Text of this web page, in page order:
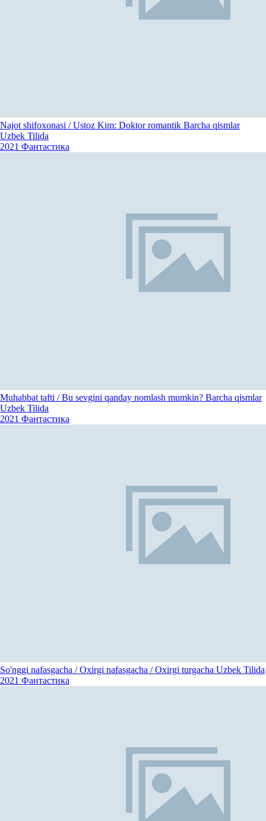
Najot shifoxonasi / Ustoz Kim: Doktor romantik Barcha qismlar
Uzbek Tilida
2021 Фантастика
Muhabbat tafti / Bu sevgini qanday nomlash mumkin? Barcha qismlar
Uzbek Tilida
2021 Фантастика
So'nggi nafasgacha / Oxirgi nafasgacha / Oxirgi turgacha Uzbek Tilida
2021 Фантастика